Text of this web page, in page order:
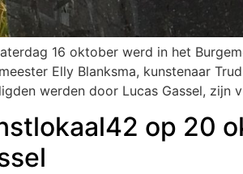
16 oktober werd in het
Elly Blanksma, kunstenaar
werden door Lucas Gassel,
op 20